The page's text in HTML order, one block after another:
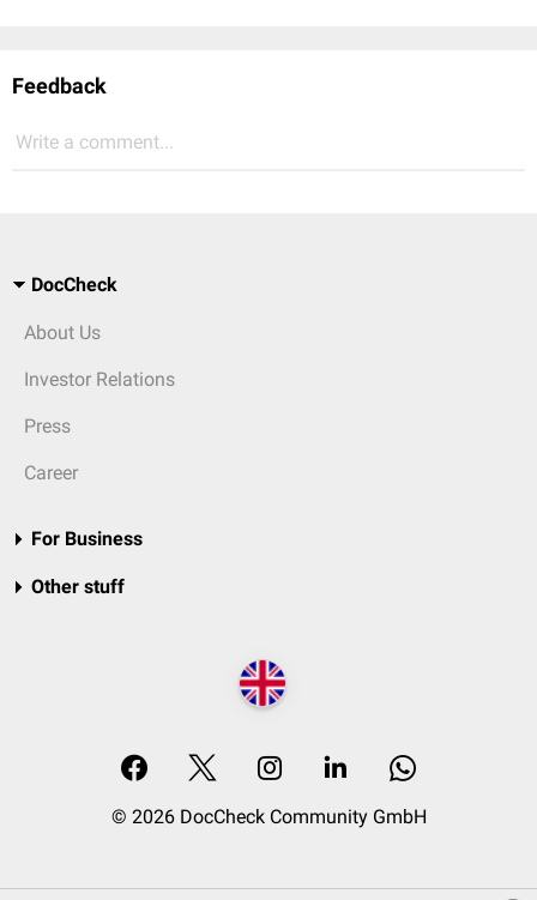
Feedback
Write a comment...
DocCheck
About Us
Investor Relations
Press
Career
For Business
Other stuff
© 2026 DocCheck Community GmbH